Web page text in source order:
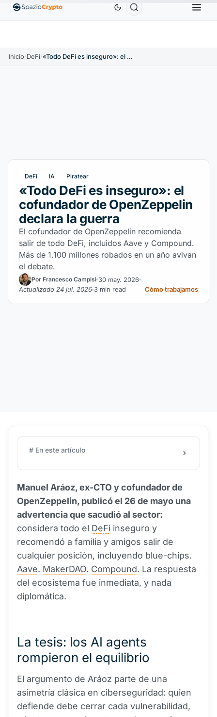
EthereumETH1880,58 US$ TetherUSDT ↑0.00%
Inicio/DeFi/ «Todo DeFi es inseguro»: el cofundador de OpenZeppelin declara la guerra
DeFi IA Piratear
«Todo DeFi es inseguro»: el
cofundador de OpenZeppelin
declara la guerra
El cofundador de OpenZeppelin recomienda
salir de todo DeFi, incluidos Aave y Compound.
Más de 1.100 millones robados en un año avivan
el debate.
Por Francesco Campisi 30 may. 2026
Actualizado 24 jul. 2026 3 min read Cómo trabajamos
# En este artículo
Manuel Aráoz, ex-CTO y cofundador de
OpenZeppelin, publicó el 26 de mayo una
advertencia que sacudió al sector:
considera todo el DeFi inseguro y
recomendó a familia y amigos salir de
cualquier posición, incluyendo blue-chips.
Aave. MakerDAO. Compound. La respuesta
del ecosistema fue inmediata, y nada
diplomática.
La tesis: los AI agents
rompieron el equilibrio
El argumento de Aráoz parte de una
asimetría clásica en ciberseguridad: quien
defiende debe cerrar cada vulnerabilidad,